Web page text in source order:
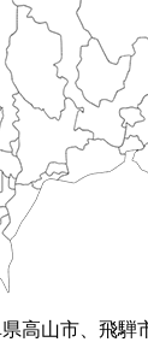
高山市、飛騨